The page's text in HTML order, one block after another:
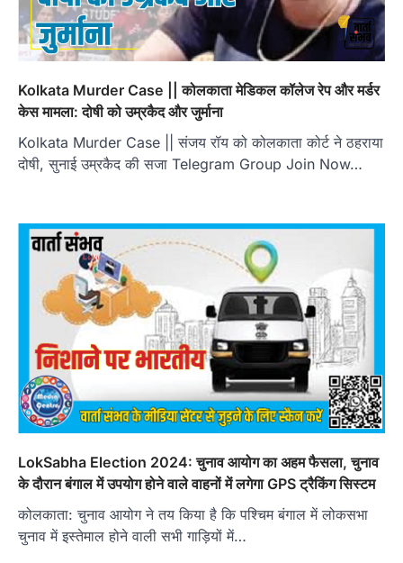
Kolkata Murder Case || कोलकाता मेडिकल कॉलेज रेप और मर्डर
केस मामला: दोषी को उम्रकैद और जुर्माना
Kolkata Murder Case || संजय रॉय को कोलकाता कोर्ट ने ठहराया
दोषी, सुनाई उम्रकैद की सजा Telegram Group Join Now…
LokSabha Election 2024: चुनाव आयोग का अहम फैसला, चुनाव
के दौरान बंगाल में उपयोग होने वाले वाहनों में लगेगा GPS ट्रैकिंग सिस्टम
कोलकाता: चुनाव आयोग ने तय किया है कि पश्चिम बंगाल में लोकसभा
चुनाव में इस्तेमाल होने वाली सभी गाड़ियों में…